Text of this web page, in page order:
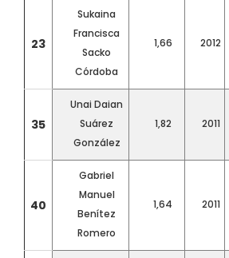
23
Sukaina
Francisca
Sacko
Córdoba
1,66 2012
35
Unai Daian
Suárez
González
1,82 2011
40
Gabriel
Manuel
Benítez
Romero
1,64 2011